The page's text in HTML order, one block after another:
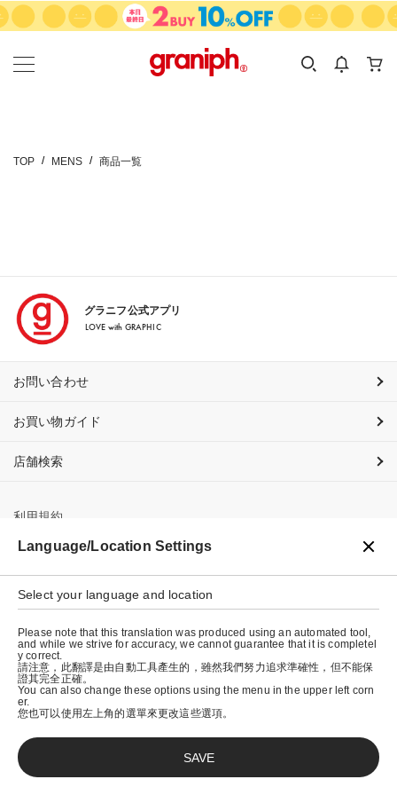
カテゴリーから探す
KIDS
カテゴリ
サイズ
TOP MENS 商品一覧
グラニフ公式アプリ
LOVE with GRAPHIC
お問い合わせ
お買い物ガイド
店舗検索
利用規約
プライバシーポリシー
特定商取引法に基づく表示
会社概要
© graniph inc.
Language/Location Settings
Select your language and location
Please note that this translation was produced using an automated tool,
and while we strive for accuracy, we cannot guarantee that it is completel
y correct.
請注意，此翻譯是由自動工具產生的，雖然我們努力追求準確性，但不能保
證其完全正確。
You can also change these options using the menu in the upper left corn
er.
您也可以使用左上角的選單來更改這些選項。
SAVE